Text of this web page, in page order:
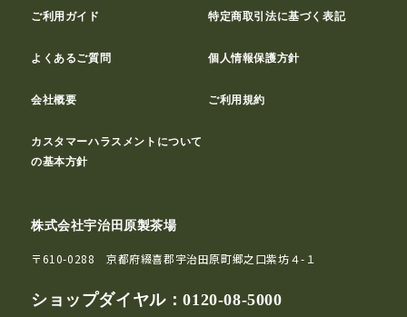
ご利用ガイド 特定商取引法に基づく表記
よくあるご質問 個人情報保護方針
会社概要 ご利用規約
カスタマーハラスメントについて
の基本方針
株式会社宇治田原製茶場
〒610-0288 京都府綴喜郡宇治田原町郷之口紫坊４-１
ショップダイヤル：0120-08-5000